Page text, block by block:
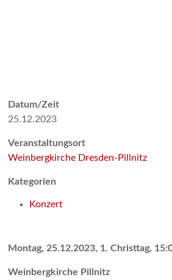
Datum/Zeit
25.12.2023
Veranstaltungsort
Weinbergkirche Dresden-Pillnitz
Kategorien
Konzert
Montag, 25.12.2023, 1. Christtag,
Weinbergkirche Pillnitz